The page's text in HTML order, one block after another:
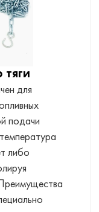
для
подачи
либо